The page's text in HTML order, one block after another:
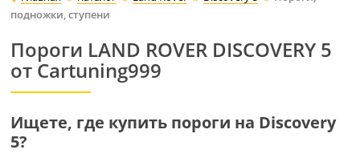
подножки, ступени
Пороги LAND ROVER DISCOVERY 5
от Cartuning999
Ищете, где купить пороги на Discovery
5?